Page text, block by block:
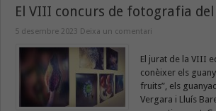
El VIII concurs de fotografia
5 desembre 2023 Deixa un comentari
El jurat de la VIII
conèixer els
fruits”, els
Vergara i Lluís